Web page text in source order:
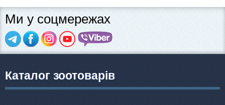
Ми у соцмережах
Каталог зоотоварів